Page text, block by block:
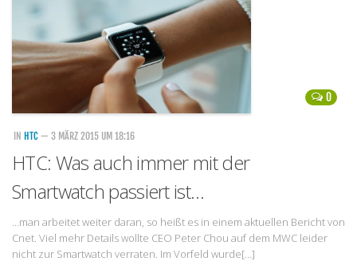
Handytarife
BASE
Smartphonetarife
Datentarife
o2
Smartphonetarife
Prepaid-Tarife
Flatrate-Prepaidtarife
0
IN HTC — 3 MÄRZ 2015 UM 18:16
HTC: Was auch immer mit der
Smartwatch passiert ist…
…man arbeitet weiter daran, so heißt es in einem aktuellen Bericht von
Cnet. Viel mehr Details wollte CEO Peter Chou auf dem MWC leider
nicht zur Smartwatch verraten. Im Vorfeld wurde[…]